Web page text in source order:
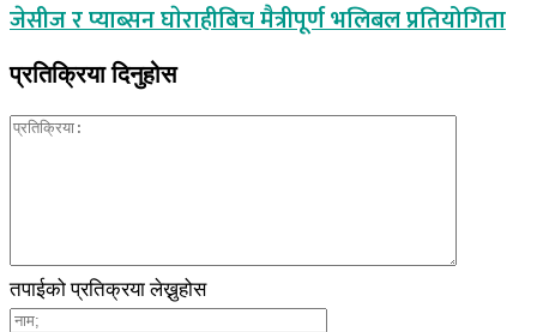
जेसीज र प्याब्सन घाेराहीबिच मैत्रीपूर्ण भलिबल प्रतियोगिता
प्रतिक्रिया दिनुहोस
तपाईको प्रतिक्रया लेख्नुहोस